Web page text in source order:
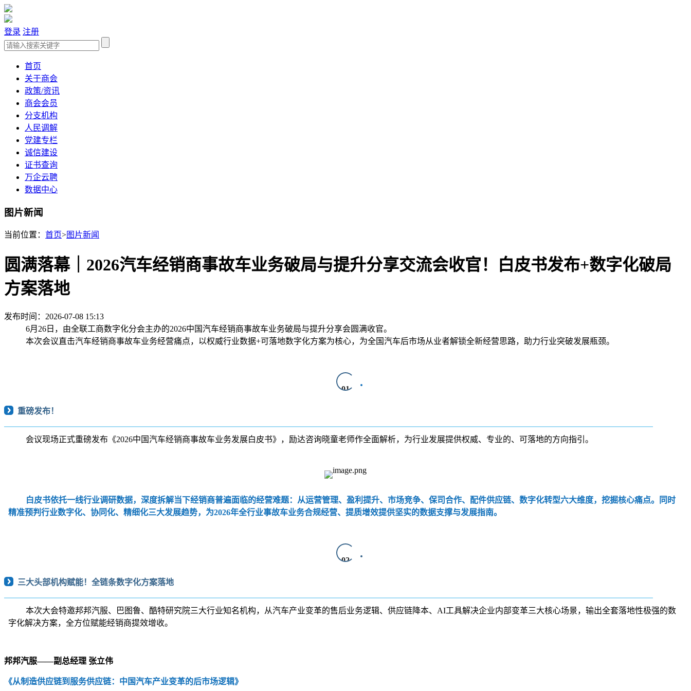
登录 注册
首页
关于商会
政策/资讯
商会会员
分支机构
人民调解
党建专栏
诚信建设
证书查询
万企云聘
数据中心
图片新闻
当前位置： 首页>图片新闻
圆满落幕｜2026汽车经销商事故车业务破局与提升分享交流会收官！白皮书发布+数字化破局
方案落地
发布时间：2026-07-08 15:13
6月26日，由全联工商数字化分会主办的2026中国汽车经销商事故车业务破局与提升分享会圆满收官。
本次会议直击汽车经销商事故车业务经营痛点，以权威行业数据+可落地数字化方案为核心，为全国汽车后市场从业者解锁全新经营思路，助力行业突破发展瓶颈。
01
重磅发布！
会议现场正式重磅发布《2026中国汽车经销商事故车业务发展白皮书》， 励达咨询晓童老师作全面解析，为行业发展提供权威、专业的、可落地的方向指引。
白皮书依托一线行业调研数据，深度拆解当下经销商普遍面临的经营难题：从运营管理、盈利提升、市场竞争、保司合作、配件供应链、数字化转型六大维度，挖掘核心痛点。同时
精准预判行业数字化、协同化、精细化三大发展趋势，为2026年全行业事故车业务合规经营、提质增效提供坚实的数据支撑与发展指南。
02
三大头部机构赋能！全链条数字化方案落地
本次大会特邀邦邦汽服、巴图鲁、酷特研究院三大行业知名机构，从汽车产业变革的售后业务逻辑、供应链降本、AI工具解决企业内部变革三大核心场景，输出全套落地性极强的数
字化解决方案，全方位赋能经销商提效增收。
邦邦汽服——副总经理 张立伟
《从制造供应链到服务供应链：中国汽车产业变革的后市场逻辑》